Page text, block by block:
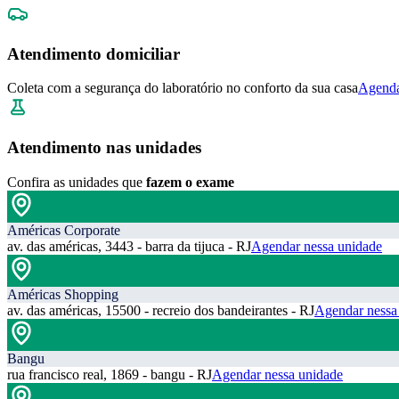
Atendimento domiciliar
Coleta com a segurança do laboratório no conforto da sua casa
Atendimento nas unidades
Confira as unidades que fazem o exame
Américas Corporate
av. das américas, 3443 - barra da tijuca - RJAgendar nessa unidade
Américas Shopping
av. das américas, 15500 - recreio dos bandeirantes - RJAgendar
Bangu
rua francisco real, 1869 - bangu - RJAgendar nessa unidade